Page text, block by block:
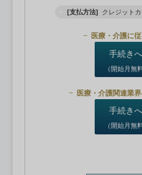
[支払方法] クレジット
医療・介護に
手続き
（開始月無
医療・介護関連業
手続き
（開始月無